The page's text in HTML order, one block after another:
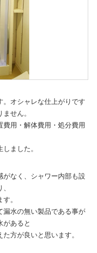
。オシャレな仕上がりです
せん。
用・解体費用・処分費用
ました。
がなく、シャワー内部も設
。
漏水の無い製品である事が
があると
方が良いと思います。